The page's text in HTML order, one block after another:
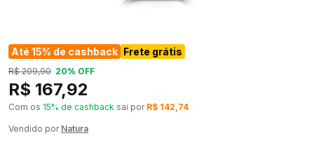
Até 15% de cashback Frete grátis
R$ 209,90 20% OFF
R$ 167,92
Com os 15% de cashback sai por R$ 142,74
Vendido por Natura